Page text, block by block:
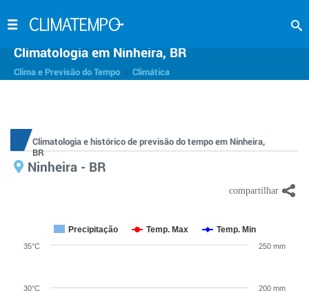
Climatologia em Ninheira, BR
Clima e Previsão do Tempo Climática
Climatologia e histórico de previsão do tempo em Ninheira,
BR
Ninheira - BR
Precipitação Temp. Max Temp. Min
30°C
35°C
200 mm
250 mm